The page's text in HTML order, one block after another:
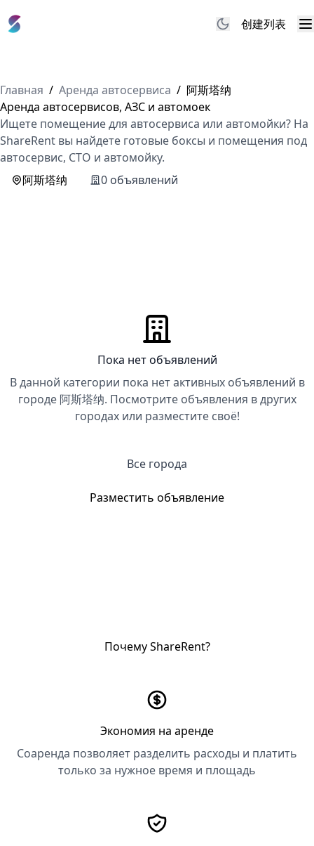
创建列表
Главная / Аренда автосервиса / 阿斯塔纳
Аренда автосервисов, АЗС и автомоек
Ищете помещение для автосервиса или автомойки? На
ShareRent вы найдете готовые боксы и помещения под
автосервис, СТО и автомойку.
阿斯塔纳
0 объявлений
Пока нет объявлений
В данной категории пока нет активных объявлений в
городе 阿斯塔纳. Посмотрите объявления в других
городах или разместите своё!
Все города
Разместить объявление
Почему ShareRent?
Экономия на аренде
Соаренда позволяет разделить расходы и платить
только за нужное время и площадь